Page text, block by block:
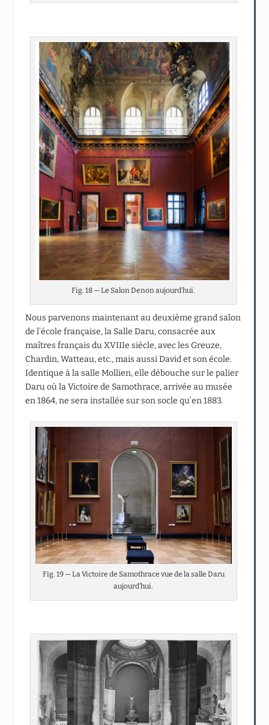
Fig. 18 — Le Salon Denon aujourd’hui.
Nous parvenons maintenant au deuxième grand salon
de l’école française, la Salle Daru, consacrée aux
maîtres français du XVIIIe siècle, avec les Greuze,
Chardin, Watteau, etc., mais aussi David et son école.
Identique à la salle Mollien, elle débouche sur le palier
Daru où la Victoire de Samothrace, arrivée au musée
en 1864, ne sera installée sur son socle qu’en 1883.
Fig. 19 — La Victoire de Samothrace vue de la salle Daru
aujourd’hui.